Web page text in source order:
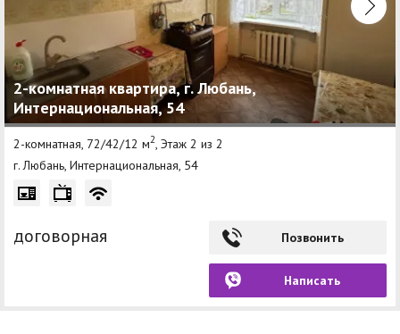
2-комнатная квартира, г. Любань,
Интернациональная, 54
2-комнатная, 72/42/12 м2, Этаж 2 из 2
г. Любань, Интернациональная, 54
договорная Позвонить
Написать